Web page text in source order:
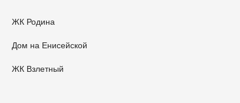
ЖК Родина
Дом на Енисейской
ЖК Взлетный